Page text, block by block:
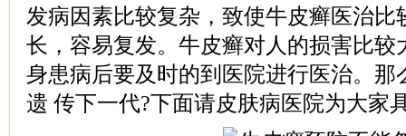
发病因素比较复杂，致使牛皮癣医治比
长，容易复发。牛皮癣对人的损害比较
身患病后要及时的到医院进行医治。那
遗 传下一代?下面请皮肤病医院为大家